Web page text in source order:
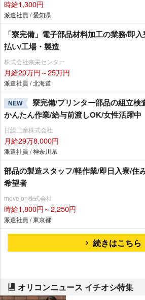
時給1,300円
派遣社員 / 愛知県
「寮完備」電子部品材料加工の業務/即
払い/工場・製造
株式会社京栄センター
月給20万円～25万円
派遣社員 / 北海道
NEW
寮完備/プリンター部品の組立検
かんたん作業/給与前渡しOK/女性活躍中
日総工産株式会社
月給29万8,000円
派遣社員 / 神奈川県
部品の製造スタッフ/軽作業/即日入寮/住
希望者
move on株式会社
時給1,800円～2,250円
派遣社員 / 東京都
続きはこちら
オリコンニュース イチオシ特集